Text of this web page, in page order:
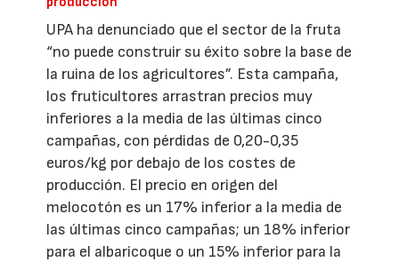
UPA ha denunciado que el sector de la fruta
“no puede construir su éxito sobre la base de
la ruina de los agricultores”. Esta campaña,
los fruticultores arrastran precios muy
inferiores a la media de las últimas cinco
campañas, con pérdidas de 0,20-0,35
euros/kg por debajo de los costes de
producción. El precio en origen del
melocotón es un 17% inferior a la media de
las últimas cinco campañas; un 18% inferior
para el albaricoque o un 15% inferior para la